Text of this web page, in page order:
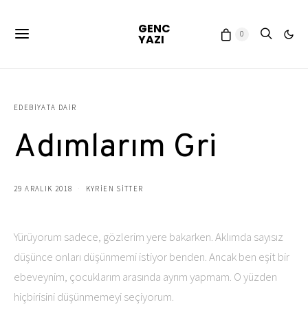
GENC
YAZI 0
EDEBIYATA DAIR
Adımlarım Gri
29 ARALIK 2018 KYRIEN SITTER
Yürüyorum sadece, gözlerim yere bakarken. Aklımda sayısız
düşünce onları düşünmemi istiyor benden. Ancak ben eşit bir
ebeveynim, çocuklarım arasında ayrım yapmam. O yüzden
hiçbirisini düşünmemeyi seçiyorum.